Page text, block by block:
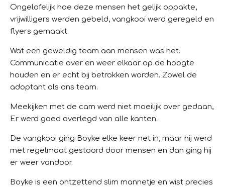
Ongelofelijk hoe deze mensen het gelijk oppakte,
vrijwilligers werden gebeld, vangkooi werd geregeld en
flyers gemaakt.
Wat een geweldig team aan mensen was het.
Communicatie over en weer elkaar op de hoogte
houden en er echt bij betrokken worden. Zowel de
adoptant als ons team.
Meekijken met de cam werd niet moeilijk over gedaan,
Er werd goed overlegd van alle kanten.
De vangkooi ging Boyke elke keer net in, maar hij werd
met regelmaat gestoord door mensen en dan ging hij
er weer vandoor.
Boyke is een ontzettend slim mannetje en wist precies